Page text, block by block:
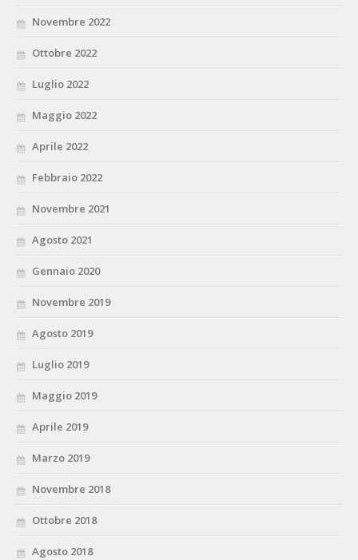
Novembre 2022
Ottobre 2022
Luglio 2022
Maggio 2022
Aprile 2022
Febbraio 2022
Novembre 2021
Agosto 2021
Gennaio 2020
Novembre 2019
Agosto 2019
Luglio 2019
Maggio 2019
Aprile 2019
Marzo 2019
Novembre 2018
Ottobre 2018
Agosto 2018